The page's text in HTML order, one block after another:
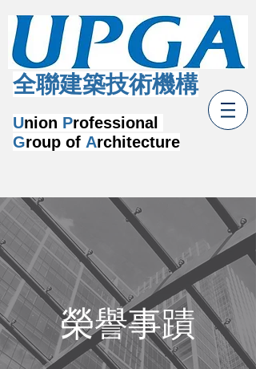
Union Professional
Group of Architecture
​全聯建築技術機構
榮譽事蹟